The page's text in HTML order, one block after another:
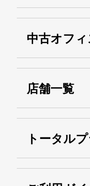
中古オフ
店舗一覧
トータル